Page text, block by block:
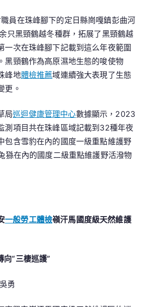
員在珠峰腳下的定日縣崗嘎鎮彭曲河
只黑頸鶴越冬種群，拓展了黑頸鶴越
一次在珠峰腳下記載到這么年夜範圍
黑頸鶴作為高原濕地生態的唆使物
峰地體檢推薦域連續強大表現了生態
更。
局巡迴健康管理中心數據顯示，2023
測項目共在珠峰區域記載到32種年夜
包含雪豹在內的國度一級重點維護野
猻在內的國度二級重點維護野活潑物
一般勞工體檢嶺汗馬國度級天然維護
向“三棲巡護”
勇